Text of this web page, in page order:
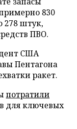
830
278 штук,
ПВО.
США
Пентагона
ракет.
потратили
для ключевых